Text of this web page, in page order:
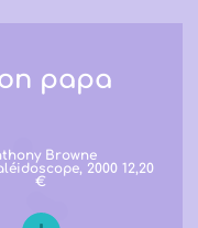
papa
Browne
2000 12,20
€